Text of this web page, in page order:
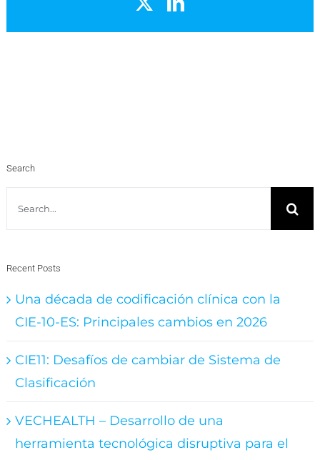
Search
Recent Posts
Una década de codificación clínica con la
CIE-10-ES: Principales cambios en 2026
CIE11: Desafíos de cambiar de Sistema de
Clasificación
VECHEALTH – Desarrollo de una
herramienta tecnológica disruptiva para el